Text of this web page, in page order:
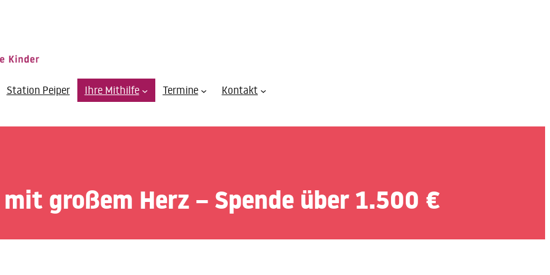
Station Peiper Ihre Mithilfe Termine Kontakt
großem Herz – Spende über 1.500 €